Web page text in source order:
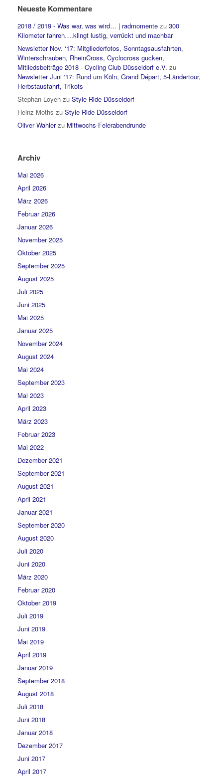
Neueste Kommentare
2018 / 2019 - Was war, was wird… | radmomente zu 300
Kilometer fahren….klingt lustig, verrückt und machbar
Newsletter Nov. ‘17: Mitgliederfotos, Sonntagsausfahrten,
Winterschrauben, RheinCross, Cyclocross gucken,
Mitliedsbeiträge 2018 - Cycling Club Düsseldorf e.V. zu
Newsletter Juni ‘17: Rund um Köln, Grand Départ, 5-Ländertour,
Herbstausfahrt, Trikots
Stephan Loyen zu Style Ride Düsseldorf
Heinz Moths zu Style Ride Düsseldorf
Oliver Wahlerzu Mittwochs-Feierabendrunde
Archiv
Mai 2026
April 2026
März 2026
Februar 2026
Januar 2026
November 2025
Oktober 2025
September 2025
August 2025
Juli 2025
Juni 2025
Mai 2025
Januar 2025
November 2024
August 2024
Mai 2024
September 2023
Mai 2023
April 2023
März 2023
Februar 2023
Mai 2022
Dezember 2021
September 2021
August 2021
April 2021
Januar 2021
September 2020
August 2020
Juli 2020
Juni 2020
März 2020
Februar 2020
Oktober 2019
Juli 2019
Juni 2019
Mai 2019
April 2019
Januar 2019
September 2018
August 2018
Juli 2018
Juni 2018
Januar 2018
Dezember 2017
Juni 2017
April 2017